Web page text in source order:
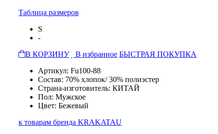
Таблица размеров
S
-
В КОРЗИНУ
В избранное БЫСТРАЯ ПОКУПКА
Артикул: Fu100-88
Состав: 70% хлопок/ 30% полиэстер
Страна-изготовитель: КИТАЙ
Пол: Мужское
Цвет: Бежевый
к товарам бренда KRAKATAU